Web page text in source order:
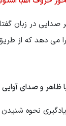
صدایی در زبان
می دهد که از
ظاهر و صدای
نحوه